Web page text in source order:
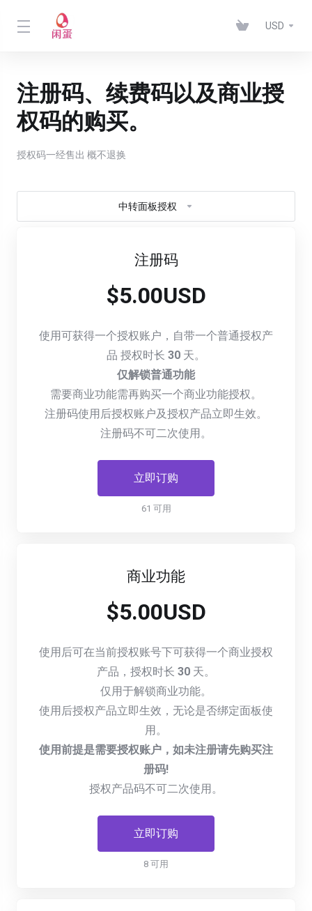
USD
注册码、续费码以及商业授
权码的购买。
授权码一经售出 概不退换
中转面板授权
注册码
$5.00USD
使用可获得一个授权账户，自带一个普通授权产
品 授权时长 30 天。
仅解锁普通功能
需要商业功能需再购买一个商业功能授权。
注册码使用后授权账户及授权产品立即生效。
注册码不可二次使用。
立即订购
61 可用
商业功能
$5.00USD
使用后可在当前授权账号下可获得一个商业授权
产品，授权时长 30 天。
仅用于解锁商业功能。
使用后授权产品立即生效，无论是否绑定面板使
用。
使用前提是需要授权账户，如未注册请先购买注
册码!
授权产品码不可二次使用。
立即订购
8 可用